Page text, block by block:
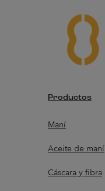
Productos
Maní
Aceite de maní
Cáscara y fibra